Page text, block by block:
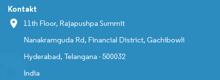
Kontakt
11th Floor, Rajapushpa Summit
Nanakramguda Rd, Financial District, Gachibowli
Hyderabad, Telangana - 500032
India